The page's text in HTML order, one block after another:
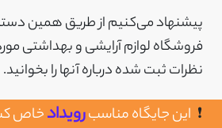
این جایگاه مناسبرویدادخاص
پیشنهاد می‌کنیم از طریق همین
فروشگاه لوازم آرایشی و بهداشتی
نظرات ثبت شده درباره آنها را بخوانید.
ما کاملا بی‌طرف کار می‌کنیم و نظرات